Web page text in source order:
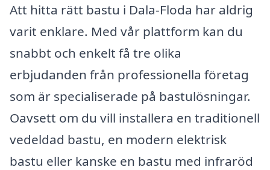
Att hitta rätt bastu i Dala-Floda har aldrig
varit enklare. Med vår plattform kan du
snabbt och enkelt få tre olika
erbjudanden från professionella företag
som är specialiserade på bastulösningar.
Oavsett om du vill installera en traditionell
vedeldad bastu, en modern elektrisk
bastu eller kanske en bastu med infraröd